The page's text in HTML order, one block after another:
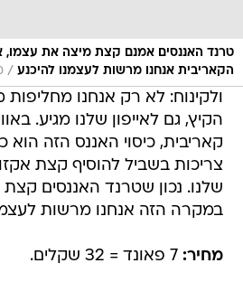
טרנד האננסים אמנם קצת מיצה את עצמו,
הקאריבית אנחנו מרשות לעצמנו להיכנע /
ולקינוח: לא רק אנחנו
הקיץ, גם לאייפון שלנו מגיע.
קאריבית, כיסוי האננס הזה הוא
צריכות בשביל להוסיף קצת
שלנו. נכון שטרנד האננסים
במקרה הזה אנחנו מרשות
מחיר: 7 פאונד = 32 שקלים.